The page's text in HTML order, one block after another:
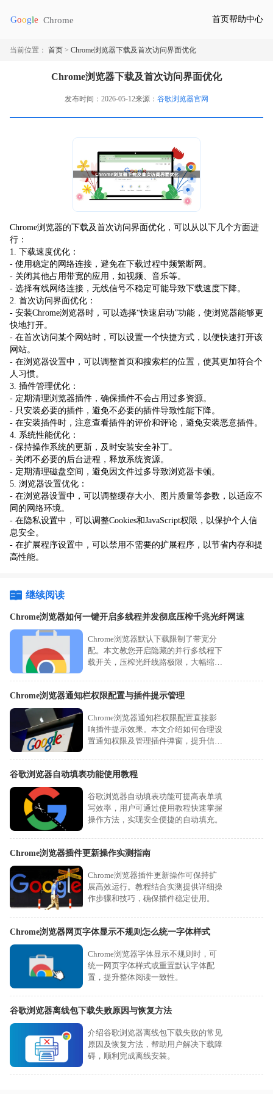
首页帮助中心
当前位置： 首页 > Chrome浏览器下载及首次访问界面优化
Chrome浏览器下载及首次访问界面优化
发布时间：2026-05-12来源： 谷歌浏览器官网
Chrome浏览器的下载及首次访问界面优化，可以从以下几个方面进
行：
1. 下载速度优化：
- 使用稳定的网络连接，避免在下载过程中频繁断网。
- 关闭其他占用带宽的应用，如视频、音乐等。
- 选择有线网络连接，无线信号不稳定可能导致下载速度下降。
2. 首次访问界面优化：
- 安装Chrome浏览器时，可以选择“快速启动”功能，使浏览器能够更
快地打开。
- 在首次访问某个网站时，可以设置一个快捷方式，以便快速打开该
网站。
- 在浏览器设置中，可以调整首页和搜索栏的位置，使其更加符合个
人习惯。
3. 插件管理优化：
- 定期清理浏览器插件，确保插件不会占用过多资源。
- 只安装必要的插件，避免不必要的插件导致性能下降。
- 在安装插件时，注意查看插件的评价和评论，避免安装恶意插件。
4. 系统性能优化：
- 保持操作系统的更新，及时安装安全补丁。
- 关闭不必要的后台进程，释放系统资源。
- 定期清理磁盘空间，避免因文件过多导致浏览器卡顿。
5. 浏览器设置优化：
- 在浏览器设置中，可以调整缓存大小、图片质量等参数，以适应不
同的网络环境。
- 在隐私设置中，可以调整Cookies和JavaScript权限，以保护个人信
息安全。
- 在扩展程序设置中，可以禁用不需要的扩展程序，以节省内存和提
高性能。
继续阅读
Chrome浏览器如何一键开启多线程并发彻底压榨千兆光纤网速
Chrome浏览器默认下载限制了带宽分
配。本文教您开启隐藏的并行多线程下
载开关，压榨光纤线路极限，大幅缩短
Chrome浏览器通知栏权限配置与插件提示管理
Chrome浏览器通知栏权限配置直接影
响插件提示效果。本文介绍如何合理设
置通知权限及管理插件弹窗，提升信息
谷歌浏览器自动填表功能使用教程
谷歌浏览器自动填表功能可提高表单填
写效率，用户可通过使用教程快速掌握
操作方法，实现安全便捷的自动填充。
Chrome浏览器插件更新操作实测指南
Chrome浏览器插件更新操作可保持扩
展高效运行。教程结合实测提供详细操
作步骤和技巧，确保插件稳定使用。
Chrome浏览器网页字体显示不规则怎么统一字体样式
Chrome浏览器字体显示不规则时，可
统一网页字体样式或重置默认字体配
置，提升整体阅读一致性。
谷歌浏览器离线包下载失败原因与恢复方法
介绍谷歌浏览器离线包下载失败的常见
原因及恢复方法，帮助用户解决下载障
碍，顺利完成离线安装。